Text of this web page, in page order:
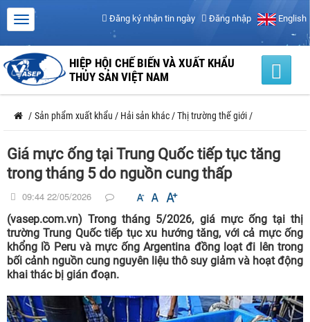
Đăng ký nhận tin ngày Đăng nhập English
HIỆP HỘI CHẾ BIẾN VÀ XUẤT KHẨU
THỦY SẢN VIỆT NAM
/ Sản phẩm xuất khẩu / Hải sản khác /Thị trường thế giới /
Giá mực ống tại Trung Quốc tiếp tục tăng
trong tháng 5 do nguồn cung thấp
09:44 22/05/2026
(vasep.com.vn) Trong tháng 5/2026, giá mực ống tại thị
trường Trung Quốc tiếp tục xu hướng tăng, với cả mực ống
khổng lồ Peru và mực ống Argentina đồng loạt đi lên trong
bối cảnh nguồn cung nguyên liệu thô suy giảm và hoạt động
khai thác bị gián đoạn.